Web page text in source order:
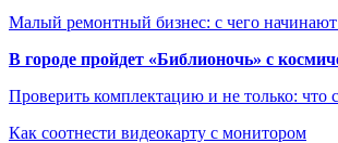
Малый ремонтный бизнес: с чего начинают
В городе пройдет «Библионочь» с
Проверить комплектацию и не только: что
Как соотнести видеокарту с монитором